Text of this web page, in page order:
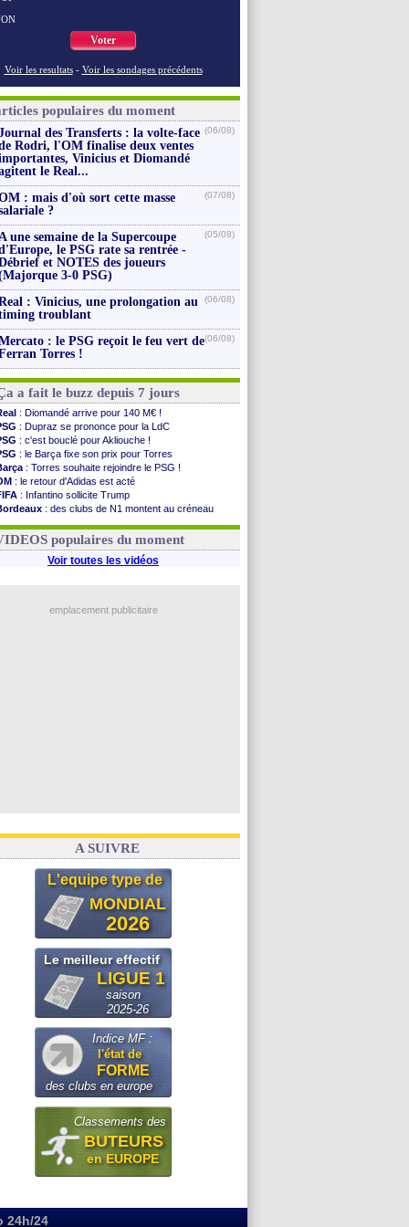
Voter
Voir les resultats - Voir les sondages précédents
populaires du moment
des Transferts : la volte-face
Rodri, l'OM finalise deux ventes
Vinicius et Diomandé
le Real...
(06/08)
: mais d'où sort cette masse
?
(07/08)
une semaine de la Supercoupe
le PSG rate sa rentrée -
et NOTES des joueurs
3-0 PSG)
(05/08)
: Vinicius, une prolongation au
troublant
(06/08)
: le PSG reçoit le feu vert de
Torres !
(06/08)
a fait le buzz depuis 7 jours
: Diomandé arrive pour 140 M€ !
: Dupraz se prononce pour la LdC
: c'est bouclé pour Akliouche !
: le Barça fixe son prix pour Torres
: Torres souhaite rejoindre le PSG !
: le retour d'Adidas est acté
: Infantino sollicite Trump
: des clubs de N1 montent au créneau
: le démenti de Leipzig pour Diomandé
populaires du moment
Voir toutes les vidéos
emplacement publicitaire
A SUIVRE
L'equipe type de
MONDIAL
2026
Le meilleur effectif
LIGUE 1
saison
2025-26
Indice MF :
l'état de
FORME
des clubs en europe
Classements des
BUTEURS
en EUROPE
24h/24